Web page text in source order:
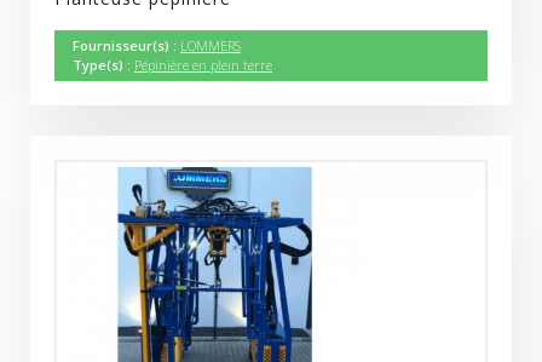
Fournisseur(s) : LOMMERS
Type(s) : Pépinière en plein terre